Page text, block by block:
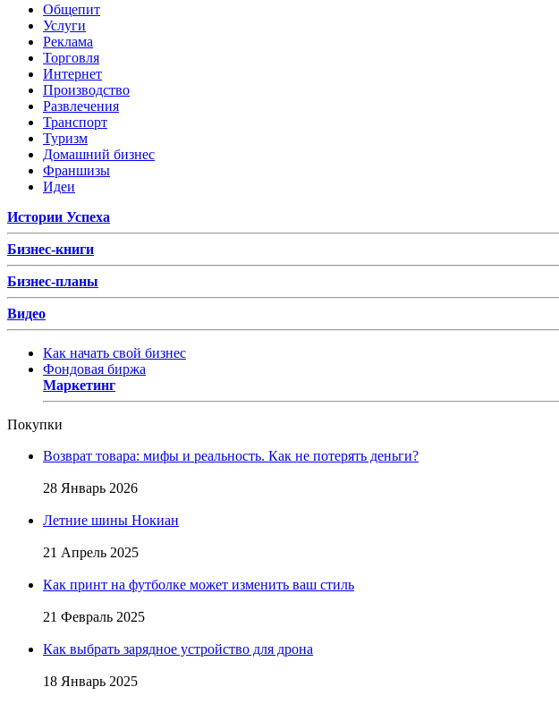
Общепит
Услуги
Реклама
Торговля
Интернет
Производство
Развлечения
Транспорт
Туризм
Домашний бизнес
Франшизы
Идеи
Истории Успеха
Бизнес-книги
Бизнес-планы
Видео
Как начать свой бизнес
Фондовая биржа
Маркетинг
Покупки
Возврат товара: мифы и реальность. Как не потерять деньги?
28 Январь 2026
Летние шины Нокиан
21 Апрель 2025
Как принт на футболке может изменить ваш стиль
21 Февраль 2025
Как выбрать зарядное устройство для дрона
18 Январь 2025